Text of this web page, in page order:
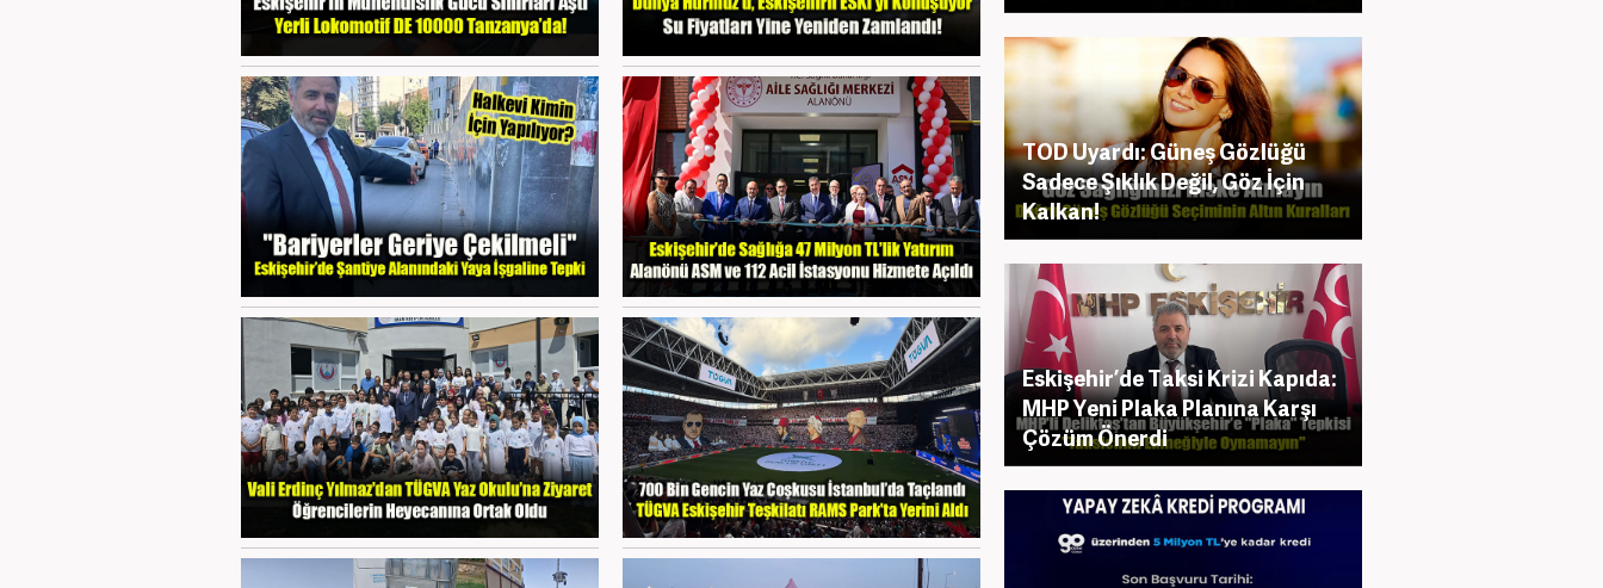
TOD Uyardı: Güneş Gözlüğü
Sadece Şıklık Değil, Göz İçin
Kalkan!
Eskişehir’de Taksi Krizi Kapıda:
MHP Yeni Plaka Planına Karşı
Çözüm Önerdi